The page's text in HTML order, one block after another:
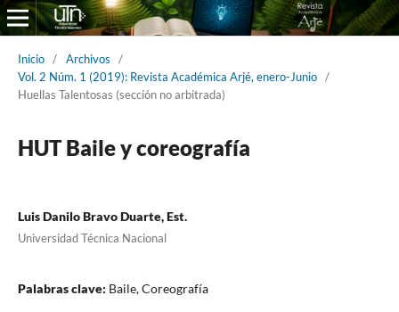
Inicio / Archivos
/
Vol. 2 Núm. 1 (2019): Revista Académica Arjé, enero-Junio /
Huellas Talentosas (sección no arbitrada)
HUT Baile y coreografía
Luis Danilo Bravo Duarte, Est.
Universidad Técnica Nacional
Palabras clave: Baile, Coreografía